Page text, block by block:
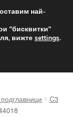
C3
най-
"бисквитки"
вижте settings.